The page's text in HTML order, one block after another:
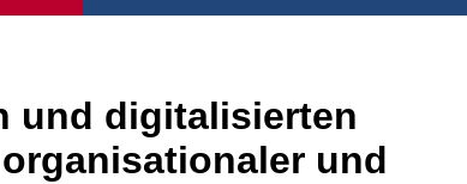
und digitalisierten
und